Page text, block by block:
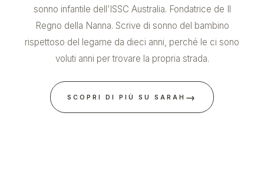
sonno infantile dell’ISSC Australia. Fondatrice de Il
Regno della Nanna. Scrive di sonno del bambino
rispettoso del legame da dieci anni, perché le ci sono
voluti anni per trovare la propria strada.
SCOPRI DI PIÙ SU SARAH →